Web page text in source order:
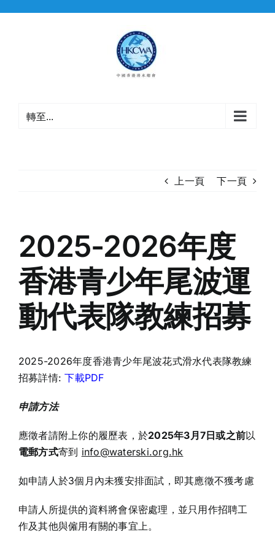
轉至...
上一頁 下一頁
2025-2026年度
香港青少年尾波運
動代表隊教練招募
2025-2026年度香港青少年尾波花式滑水代表隊教練
招募詳情:下載PDF
申請方法
應徵者請附上你的履歷表，於2025年3月 7日或之前以
電郵方式寄到 info@waterski.org.hk
如申請人於3個月內未獲安排面試，即其應徵不獲考慮
申請人所提供的資料將會保密處理，並只用作招聘工
作及其他與僱用有關的事宜上。